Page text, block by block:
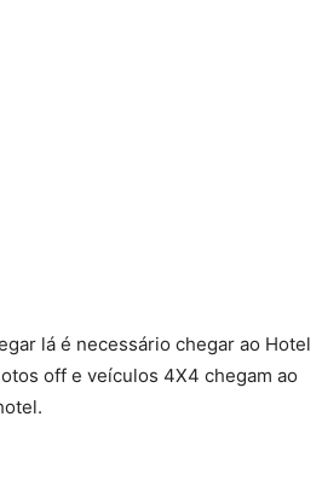
lá é necessário chegar ao Hotel
off e veículos 4X4 chegam ao